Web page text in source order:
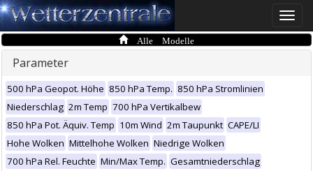
Toggle
Alle Modelle
Parameter
500 hPa Geopot. Höhe 850 hPa Temp. 850 hPa Stromlinien
Niederschlag 2m Temp 700 hPa Vertikalbew
850 hPa Pot. Äquiv. Temp 10m Wind 2m Taupunkt CAPE/LI
Hohe Wolken Mittelhohe Wolken Niedrige Wolken
700 hPa Rel. Feuchte Min/Max Temp. Gesamtniederschlag